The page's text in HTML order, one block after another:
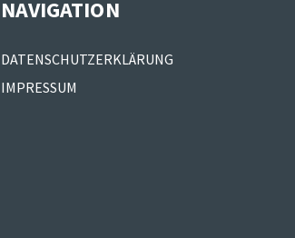
NAVIGATION
Navigation
überspringen
DATENSCHUTZERKLÄRUNG
IMPRESSUM